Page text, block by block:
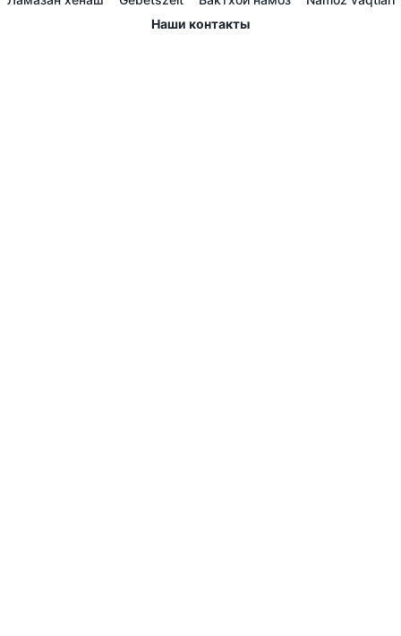
Наши контакты